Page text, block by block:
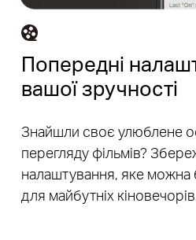
Попередні
вашої зручності
Знайшли своє улюблене
перегляду фільмів?
налаштування, яке можна
для майбутніх